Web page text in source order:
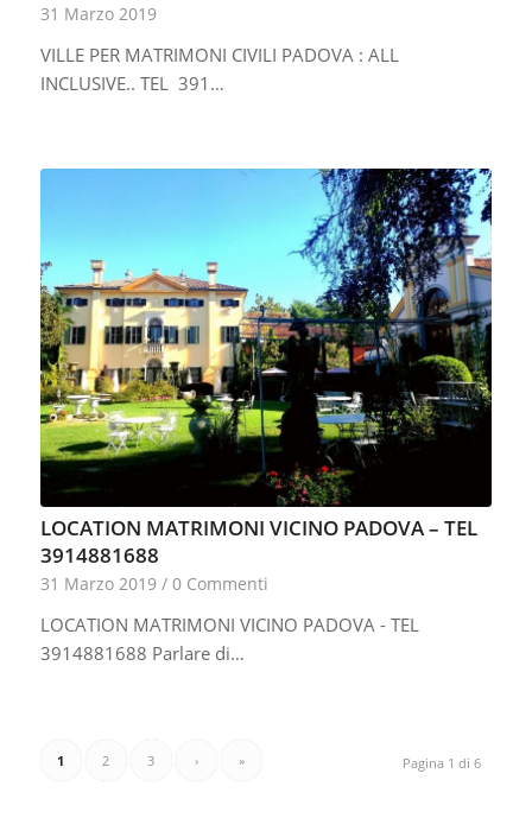
31 Marzo 2019
VILLE PER MATRIMONI CIVILI PADOVA : ALL
INCLUSIVE.. TEL 391…
LOCATION MATRIMONI VICINO PADOVA – TEL
3914881688
31 Marzo 2019 / 0 Commenti
LOCATION MATRIMONI VICINO PADOVA - TEL
3914881688 Parlare di…
Pagina 1 di 6
1 2 3 › »